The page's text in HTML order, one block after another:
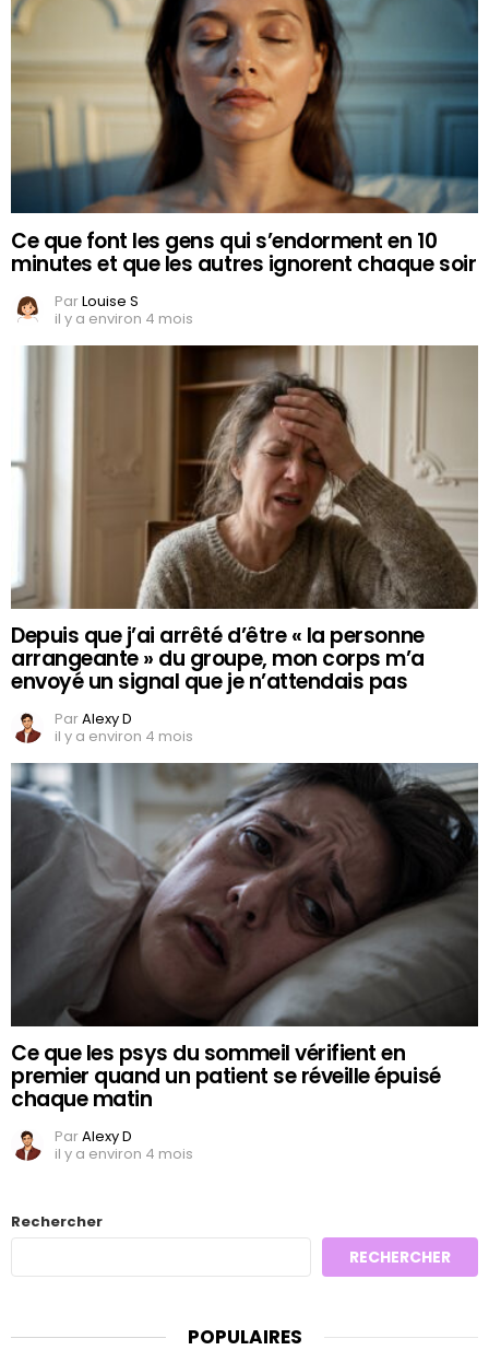
Ce que font les gens qui s’endorment en 10
minutes et que les autres ignorent chaque soir
ParLouise S
il y a environ 4 mois
Depuis que j’ai arrêté d’être « la personne
arrangeante » du groupe, mon corps m’a
envoyé un signal que je n’attendais pas
ParAlexy D
il y a environ 4 mois
Ce que les psys du sommeil vérifient en
premier quand un patient se réveille épuisé
chaque matin
ParAlexy D
il y a environ 4 mois
Rechercher
RECHERCHER
POPULAIRES